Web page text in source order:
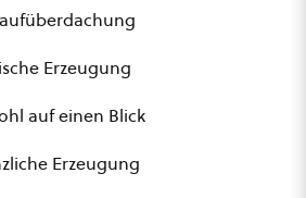
Erzeugung
auf einen Blick
Erzeugung